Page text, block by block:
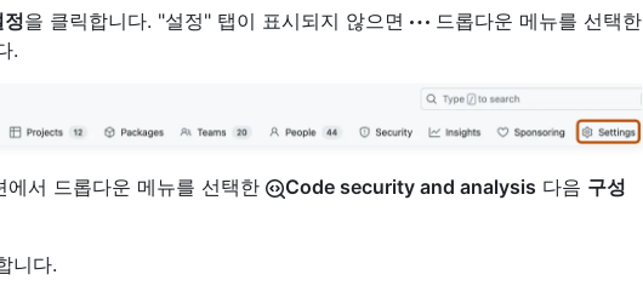
정을 클릭합니다. "설정" 탭이 표시되지 않으면
드롭다운 메뉴를 선택한
.
서 드롭다운 메뉴를 선택한 Code security and analysis 다음 구성
니다.